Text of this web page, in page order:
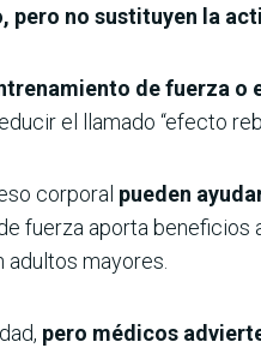
pero no sustituyen la
de fuerza o
el llamado “efecto
corporal pueden
fuerza aporta
mayores.
pero médicos